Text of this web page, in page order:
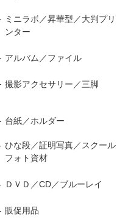
ミニラボ／昇華型／大判プリ
ンター
アルバム／ファイル
撮影アクセサリー／三脚
台紙／ホルダー
ひな段／証明写真／スクール
フォト資材
ＤＶＤ／CD／ブルーレイ
販促用品